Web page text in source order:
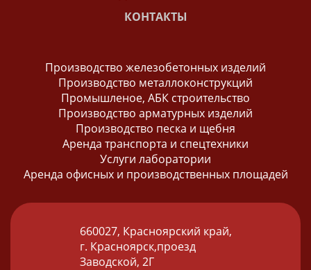
КОНТАКТЫ
Производство железобетонных изделий
Производство металлоконструкций
Промышленое, АБК строительство
Производство арматурных изделий
Производство песка и щебня
Аренда транспорта и спецтехники
Услуги лаборатории
Аренда офисных и производственных площадей
660027, Красноярский край,
г. Красноярск,проезд
Заводской, 2Г